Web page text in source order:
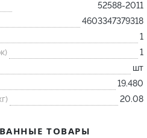
52588-2011
4603347379318
1
1
шт
19.480
20.08
ТОВАРЫ